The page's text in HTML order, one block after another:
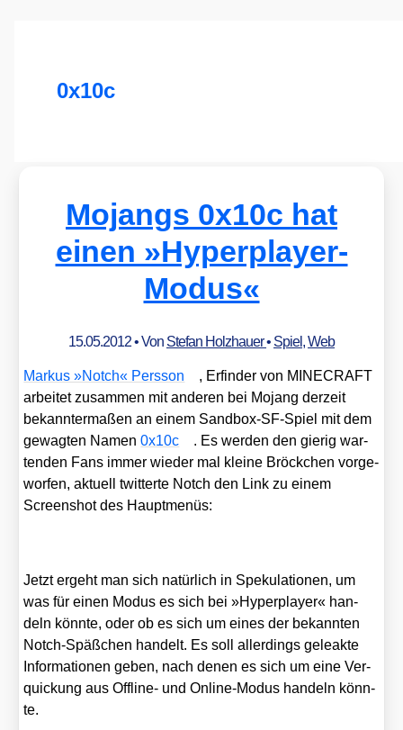
0x10c
Mojangs 0x10c hat
einen »Hyperplayer-
Modus«
15.05.2012• Von Stefan Holzhauer• Spiel,Web
Mar­kus »Notch« Pers­son
, Erfin­der von MINECRAFT
arbei­tet zusam­men mit ande­ren bei Mojang der­zeit
bekann­ter­ma­ßen an einem Sand­box-SF-Spiel mit dem
gewag­ten Namen0x10c
. Es wer­den den gie­rig war­
ten­den Fans immer wie­der mal klei­ne Bröck­chen vor­ge­
wor­fen, aktu­ell twit­ter­te Notch den Link zu einem
Screen­shot des Haupt­me­nüs:
Jetzt ergeht man sich natür­lich in Spe­ku­la­tio­nen, um
was für einen Modus es sich bei »Hyper­play­er« han­
deln könn­te, oder ob es sich um eines der bekann­ten
Notch-Späß­chen han­delt. Es soll aller­dings gele­ak­te
Infor­ma­tio­nen geben, nach denen es sich um eine Ver­
qui­ckung aus Off­line- und Online-Modus han­deln könn­
te.